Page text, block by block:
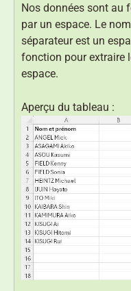
Nos données sont au
par un espace. Le
séparateur est un
fonction pour extraire
espace.
Aperçu du tableau :